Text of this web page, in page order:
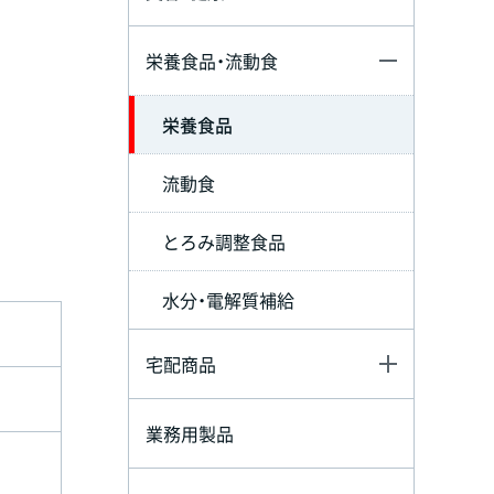
栄養食品・流動食
栄養食品
流動食
とろみ調整食品
水分・電解質補給
宅配商品
業務用製品